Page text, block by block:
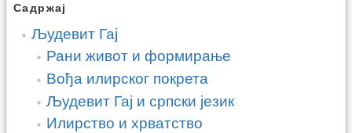
Садржај
Људевит Гај
Рани живот и формирање
Вођа илирског покрета
Људевит Гај и српски језик
Илирство и хрватство